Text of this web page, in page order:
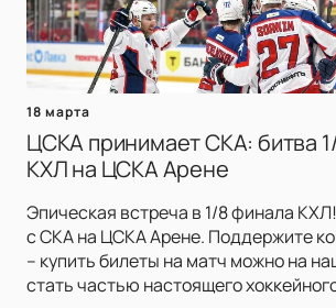
18 марта
ЦСКА принимает СКА: битва
КХЛ на ЦСКА Арене
Эпическая встреча в 1/8 финала
с СКА на ЦСКА Арене. Поддержите
– купить билеты на матч можно на
стать частью настоящего